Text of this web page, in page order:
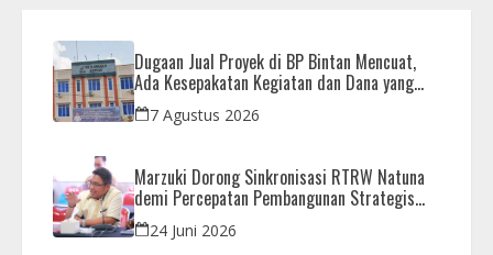
Dugaan Jual Proyek di BP Bintan Mencuat,
Ada Kesepakatan Kegiatan dan Dana yang
Dikembalikan
7 Agustus 2026
Marzuki Dorong Sinkronisasi RTRW Natuna
demi Percepatan Pembangunan Strategis
Daerah24 Juni 2026